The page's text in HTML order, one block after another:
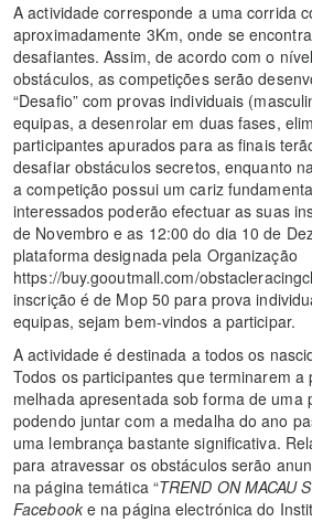
A actividade corresponde a uma corrida
aproximadamente 3Km, onde se
desafiantes. Assim, de acordo com o
obstáculos, as competições serão
“Desafio” com provas individuais
equipas, a desenrolar em duas fases,
participantes apurados para as finais
desafiar obstáculos secretos, enquanto
a competição possui um cariz
interessados poderão efectuar as suas
de Novembro e as 12:00 do dia 10 de
plataforma designada pela Organização
https://buy.gooutmall.com/
inscrição é de Mop 50 para prova
equipas, sejam bem-vindos a participar.
A actividade é destinada a todos os
Todos os participantes que terminarem
melhada apresentada sob forma de uma
podendo juntar com a medalha do ano
uma lembrança bastante significativa.
para atravessar os obstáculos serão
na página temática “TREND ON MACAU
Facebooke na página electrónica do